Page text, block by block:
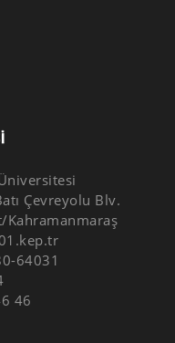
Çevreyolu Blv.
64031
34
46 46